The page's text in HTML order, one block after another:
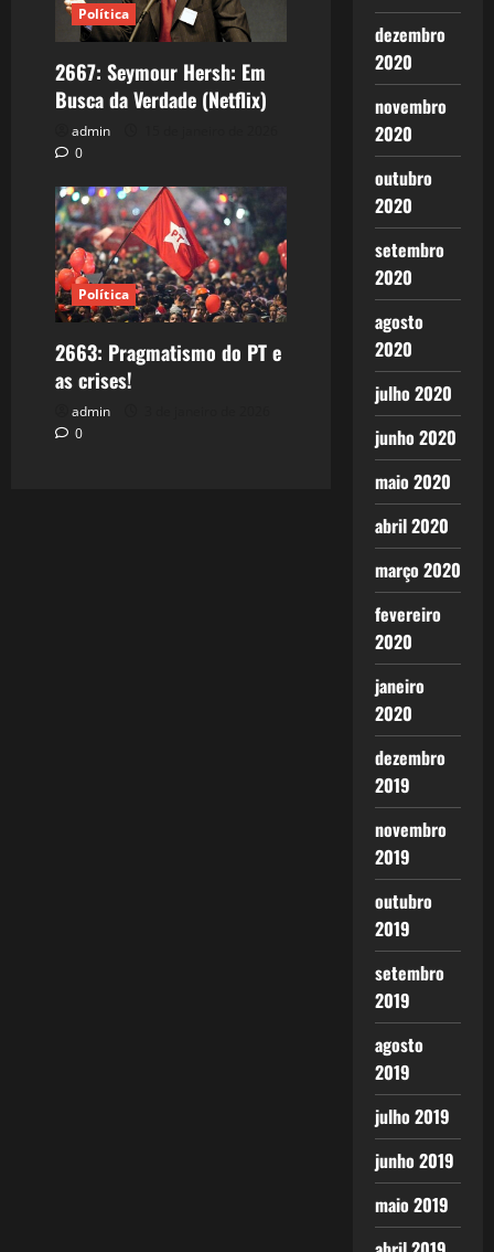
Política
2667: Seymour Hersh: Em
Busca da Verdade (Netflix)
admin
0
Política
2663: Pragmatismo do PT e
as crises!
admin
0
dezembro
2020
novembro
2020
outubro
2020
setembro
2020
agosto
2020
julho 2020
junho 2020
maio 2020
abril 2020
março 2020
fevereiro
2020
janeiro
2020
dezembro
2019
novembro
2019
outubro
2019
setembro
2019
agosto
2019
julho 2019
junho 2019
maio 2019